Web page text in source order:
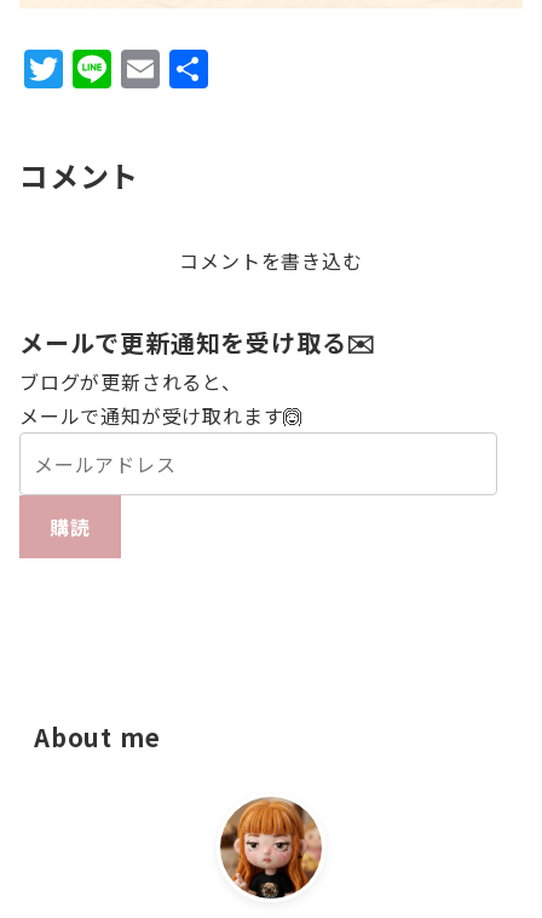
T
w
te
Li
n
E
m
コメント
コメントを書き込む
メールで更新通知を受け取る✉️
ブログが更新されると、
メールで通知が受け取れます🙆
購読
About me